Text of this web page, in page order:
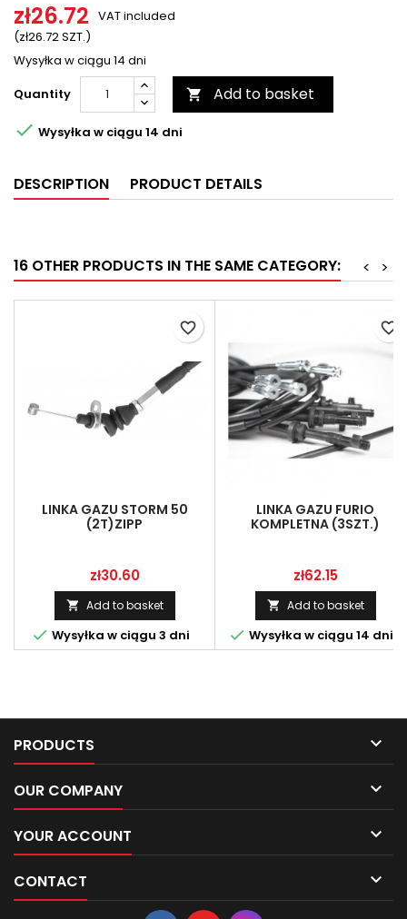
zł26.72
(zł26.72 SZT.)
VAT included
Wysyłka w ciągu 14 dni
Quantity
 Add to basket
 Wysyłka w ciągu 14 dni
DESCRIPTION PRODUCT DETAILS
16 OTHER PRODUCTS IN THE SAME CATEGORY: >
<
LINKA GAZU STORM 50
(2T)ZIPP
Price
zł30.60
 Add to basket
 Wysyłka w ciągu 3 dni
favorite_border
LINKA GAZU FURIO
KOMPLETNA (3SZT.)
Price
zł62.15
 Add to basket
 Wysyłka w ciągu 14 dni
favorite_border
PRODUCTS 
OUR COMPANY 
YOUR ACCOUNT 
CONTACT 